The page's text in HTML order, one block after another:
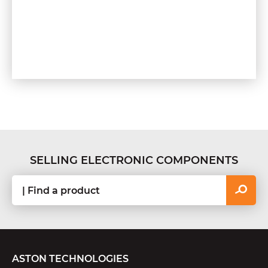
SELLING ELECTRONIC COMPONENTS
ASTON TECHNOLOGIES